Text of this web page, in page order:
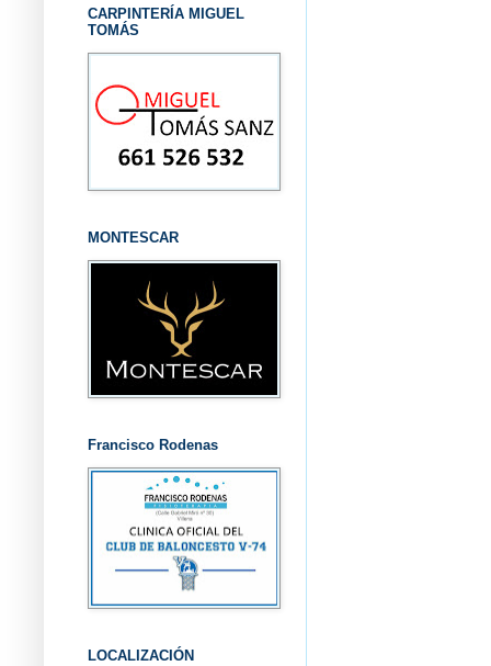
CARPINTERÍA MIGUEL
TOMÁS
MONTESCAR
Francisco Rodenas
LOCALIZACIÓN